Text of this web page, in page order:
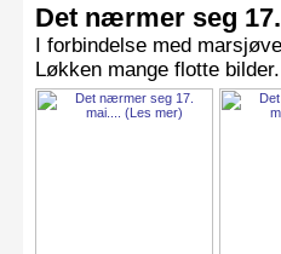
Det nærmer seg
I forbindelse med
Løkken mange flotte bilder.